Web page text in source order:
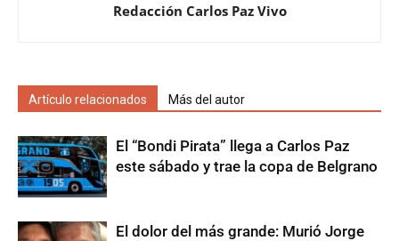
Redacción Carlos Paz Vivo
Artículo relacionados Más del autor
El “Bondi Pirata” llega a Carlos Paz
este sábado y trae la copa de Belgrano
El dolor del más grande: Murió Jorge